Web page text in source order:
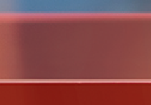
BEAUTY TIPS